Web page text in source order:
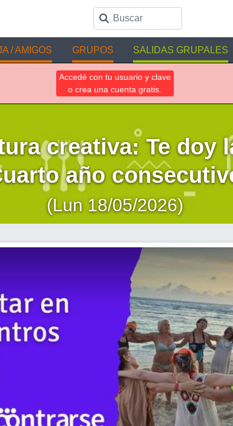
/ AMIGOS GRUPOS SALIDAS GRUPALES
Accedé con tu usuario y clave
o crea una cuenta gratis.
creativa: Te doy
año
(Lun 18/05/2026)